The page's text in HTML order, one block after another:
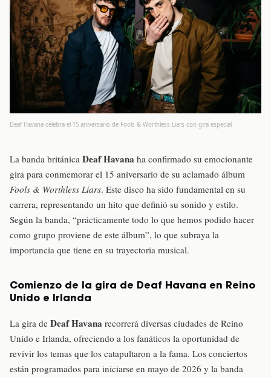
Deaf Havana celebra el 15 aniversario de Fools & Worthless Liars con gira especial
La banda británica Deaf Havana ha confirmado su emocionante
gira para conmemorar el 15 aniversario de su aclamado álbum
Fools & Worthless Liars. Este disco ha sido fundamental en su
carrera, representando un hito que definió su sonido y estilo.
Según la banda, “prácticamente todo lo que hemos podido hacer
como grupo proviene de este álbum”, lo que subraya la
importancia que tiene en su trayectoria musical.
Comienzo de la gira de Deaf Havana en Reino
Unido e Irlanda
La gira de Deaf Havana recorrerá diversas ciudades de Reino
Unido e Irlanda, ofreciendo a los fanáticos la oportunidad de
revivir los temas que los catapultaron a la fama. Los conciertos
están programados para iniciarse en mayo de 2026 y la banda